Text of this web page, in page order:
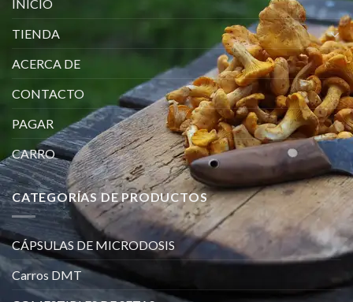
INICIO
TIENDA
ACERCA DE
CONTACTO
PAGAR
CARRO
CATEGORÍAS DE PRODUCTOS
CÁPSULAS DE MICRODOSIS
Carros DMT